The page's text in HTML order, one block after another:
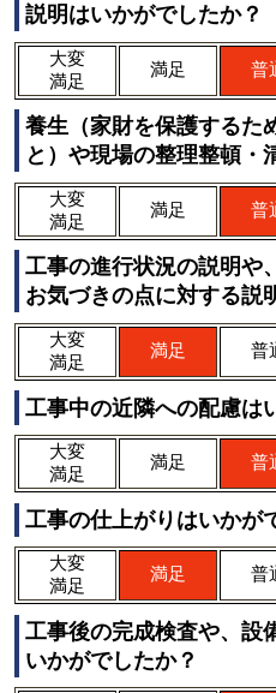
説明はいかがでしたか？
大変
満足
満足 普
養生（家財を保護するた
と）や現場の整理整頓・
大変
満足
満足 普
工事の進行状況の説明や
お気づきの点に対する説
大変
満足
満足 普
工事中の近隣への配慮は
大変
満足
満足 普
工事の仕上がりはいかが
大変
満足
満足 普
工事後の完成検査や、設
いかがでしたか？